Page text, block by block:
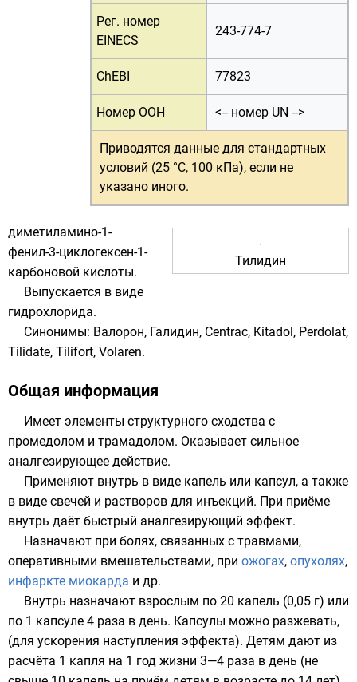
Рег. номер
EINECS
243-774-7
ChEBI 77823
Номер ООН <-- номер UN -->
Приводятся данные для стандартных
условий (25 °C, 100 кПа), если не
указано иного.
Тилидин
диметиламино-1-
фенил-3-циклогексен-1-
карбоновой кислоты.
Выпускается в виде
гидрохлорида.
Синонимы: Валорон, Галидин, Centrac, Kitadol, Perdolat,
Tilidate, Tilifort, Volaren.
Общая информация
Имеет элементы структурного сходства с
промедолом и трамадолом. Оказывает сильное
аналгезирующее действие.
Применяют внутрь в виде капель или капсул, а также
в виде свечей и растворов для инъекций. При приёме
внутрь даёт быстрый аналгезирующий эффект.
Назначают при болях, связанных с травмами,
оперативными вмешательствами, при ожогах, опухолях,
инфаркте миокарда и др.
Внутрь назначают взрослым по 20 капель (0,05 г) или
по 1 капсуле 4 раза в день. Капсулы можно разжевать,
(для ускорения наступления эффекта). Детям дают из
расчёта 1 капля на 1 год жизни 3—4 раза в день (не